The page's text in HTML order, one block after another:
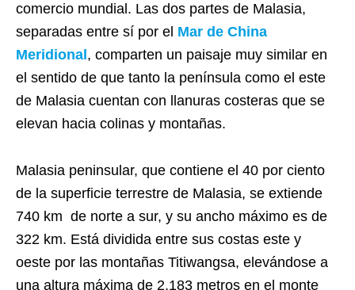
comercio mundial. Las dos partes de Malasia,
separadas entre sí por el Mar de China
Meridional , comparten un paisaje muy similar en
el sentido de que tanto la península como el este
de Malasia cuentan con llanuras costeras que se
elevan hacia colinas y montañas.
Malasia peninsular, que contiene el 40 por ciento
de la superficie terrestre de Malasia, se extiende
740 km de norte a sur, y su ancho máximo es de
322 km. Está dividida entre sus costas este y
oeste por las montañas Titiwangsa, elevándose a
una altura máxima de 2,183 metros en el monte